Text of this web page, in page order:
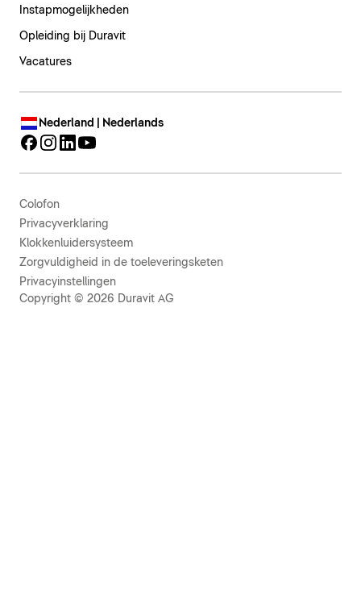
Instapmogelijkheden
Opleiding bij Duravit
Vacatures
Nederland | Nederlands
Colofon
Privacyverklaring
Klokkenluidersysteem
Zorgvuldigheid in de toeleveringsketen
Privacyinstellingen
Copyright © 2026 Duravit AG